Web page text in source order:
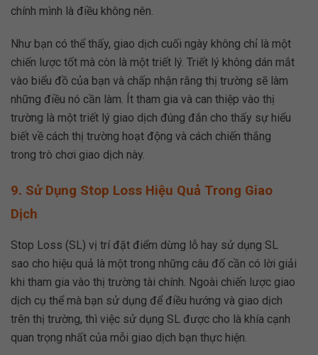
chính mình là điều không nên.
Như bạn có thể thấy, giao dịch cuối ngày không chỉ là một
chiến lược tốt mà còn là một triết lý. Triết lý không dán mắt
vào biểu đồ của bạn và chấp nhận rằng thị trường sẽ làm
những điều nó cần làm. Ít tham gia và can thiệp vào thị
trường là một triết lý giao dịch đúng đắn cho thấy sự hiểu
biết về cách thị trường hoạt động và cách chiến thắng
trong trò chơi giao dịch này.
9. Sử Dụng Stop Loss Hiệu Quả Trong Giao
Dịch
Stop Loss (SL) vị trí đặt điểm dừng lỗ hay sử dụng SL
sao cho hiệu quả là một trong những câu đố cần có lời giải
khi tham gia vào thị trường tài chính. Ngoài chiến lược giao
dịch cụ thể mà bạn sử dụng để điều hướng và giao dịch
trên thị trường, thì việc sử dụng SL được cho là khía cạnh
quan trọng nhất của mỗi giao dịch bạn thực hiện.